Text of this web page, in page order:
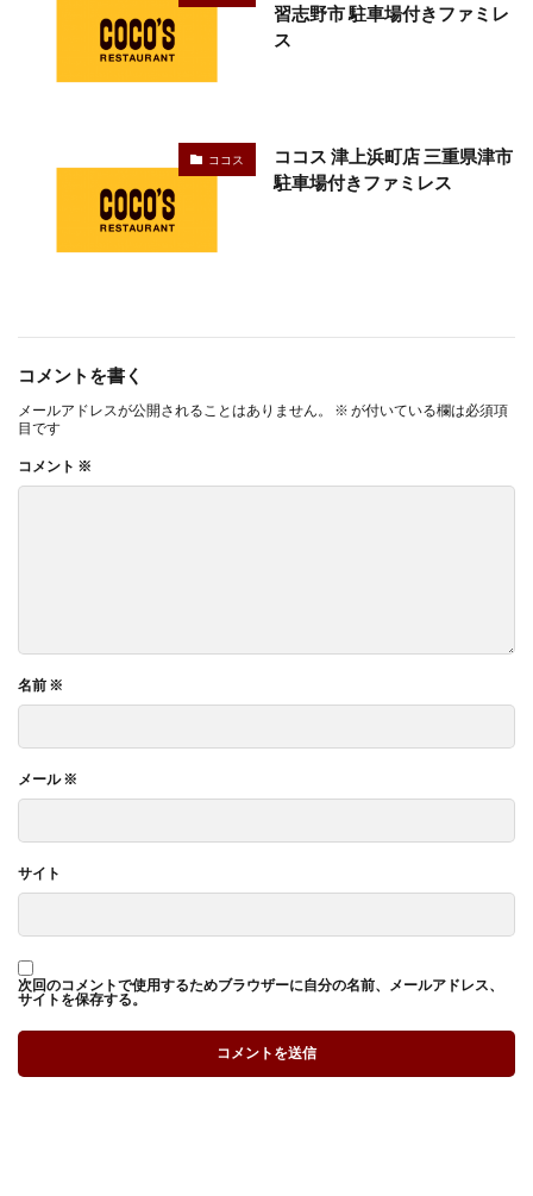
習志野市 駐車場付きファミレ
ス
ココス
ココス 津上浜町店 三重県津市
駐車場付きファミレス
コメントを書く
メールアドレスが公開されることはありません。 ※ が付いている欄は必須項
目です
コメント ※
名前 ※
メール※
サイト
次回のコメントで使用するためブラウザーに自分の名前、メールアドレス、
サイトを保存する。